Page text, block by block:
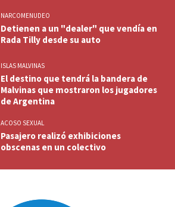
NARCOMENUDEO
Detienen a un "dealer" que vendía en
Rada Tilly desde su auto
ISLAS MALVINAS
El destino que tendrá la bandera de
Malvinas que mostraron los jugadores
de Argentina
ACOSO SEXUAL
Pasajero realizó exhibiciones
obscenas en un colectivo